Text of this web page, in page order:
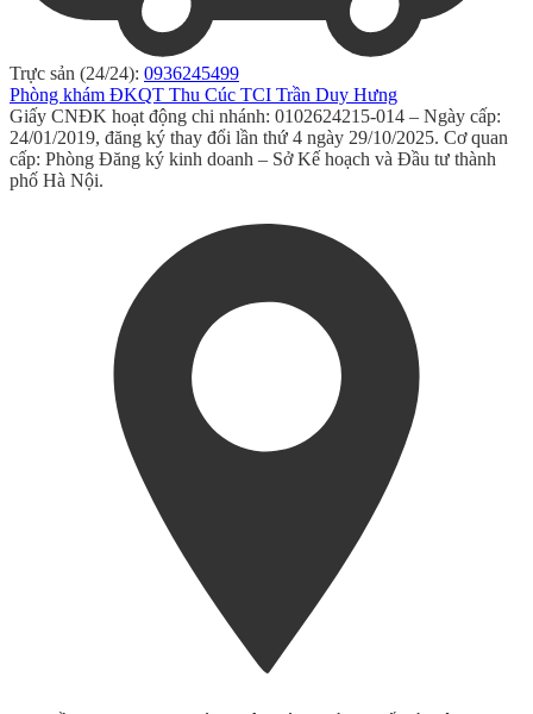
Trực sản (24/24): 0936245499
Phòng khám ĐKQT Thu Cúc TCI Trần Duy Hưng
Giấy CNĐK hoạt động chi nhánh: 0102624215-014 – Ngày cấp:
24/01/2019, đăng ký thay đổi lần thứ 4 ngày 29/10/2025. Cơ quan
cấp: Phòng Đăng ký kinh doanh – Sở Kế hoạch và Đầu tư thành
phố Hà Nội.